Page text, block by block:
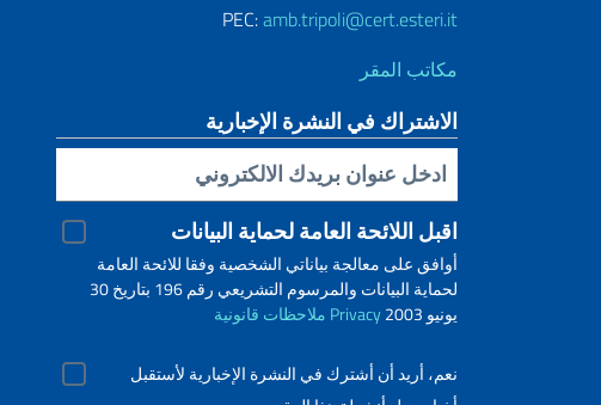
PEC:amb.tripoli@cert.esteri.it
مكاتب المقر
الاشتراك في النشرة الإخبارية
Inserisci la tua email
اقبل اللائحة العامة لحماية البيانات
أوافق على معالجة بياناتي الشخصية وفقا للائحة العامة
لحماية البيانات والمرسوم التشريعي رقم 196 بتاريخ 30
يونيو 2003
Privacy ملاحظات قانونية
نعم، أريد أن أشترك في النشرة الإخبارية لأستقبل